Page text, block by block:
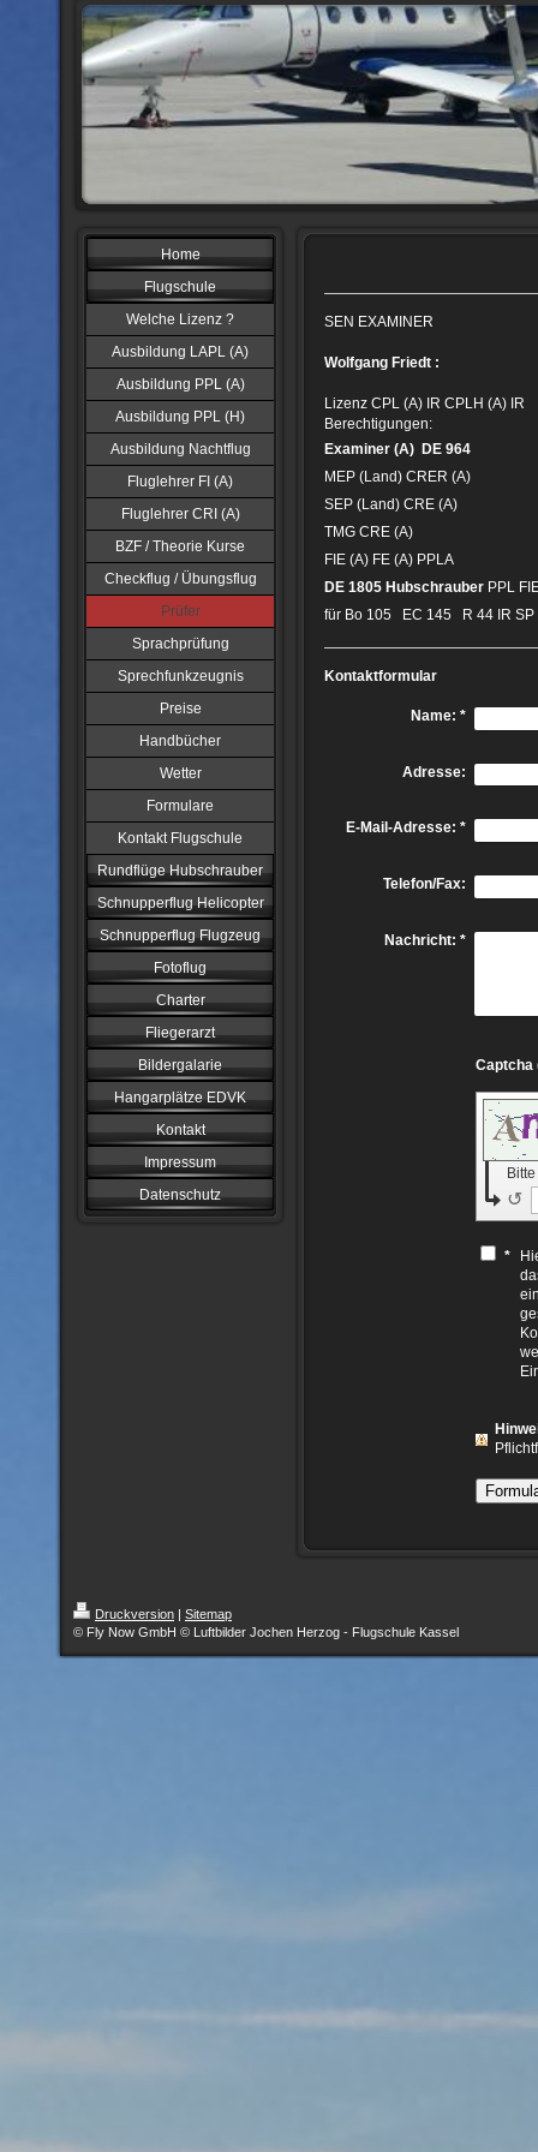
Home
Flugschule
Welche Lizenz ?
Ausbildung LAPL (A)
Ausbildung PPL (A)
Ausbildung PPL (H)
Ausbildung Nachtflug
Fluglehrer FI (A)
Fluglehrer CRI (A)
BZF / Theorie Kurse
Checkflug / Übungsflug
Prüfer
Sprachprüfung
Sprechfunkzeugnis
Preise
Handbücher
Wetter
Formulare
Kontakt Flugschule
Rundflüge Hubschrauber
Schnupperflug Helicopter
Schnupperflug Flugzeug
Fotoflug
Charter
Fliegerarzt
Bildergalarie
Hangarplätze EDVK
Kontakt
Impressum
Datenschutz
SEN EXAMINER
Wolfgang Friedt :
Lizenz CPL (A) IR CPLH (A) IR
Berechtigungen:
Examiner (A) DE 964
MEP (Land) CRER (A)
SEP (Land) CRE (A)
TMG CRE (A)
FIE (A) FE (A) PPLA
DE 1805 Hubschrauber PPL
für Bo 105 EC 145 R 44 IR SP
Kontaktformular
Name: *
Adresse:
E-Mail-Adresse: *
Telefon/Fax:
Nachricht: *
↺
*
Druckversion | Sitemap
© Fly Now GmbH © Luftbilder Jochen Herzog - Flugschule Kassel